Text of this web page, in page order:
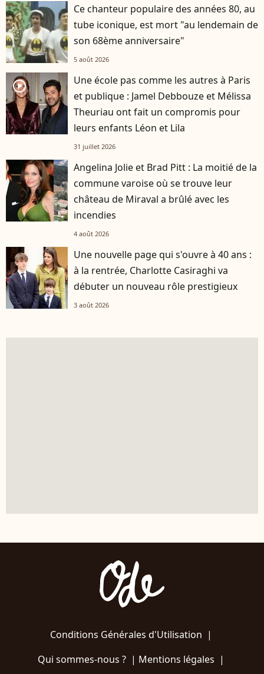
Ce chanteur populaire des années 80, au
tube iconique, est mort "au lendemain de
son 68ème anniversaire"
5 août 2026
player2
Une école pas comme les autres à Paris
et publique : Jamel Debbouze et Mélissa
Theuriau ont fait un compromis pour
leurs enfants Léon et Lila
31 juillet 2026
Angelina Jolie et Brad Pitt : La moitié de la
commune varoise où se trouve leur
château de Miraval a brûlé avec les
incendies
4 août 2026
Une nouvelle page qui s'ouvre à 40 ans :
à la rentrée, Charlotte Casiraghi va
débuter un nouveau rôle prestigieux
3 août 2026
Conditions Générales d'Utilisation |
Qui sommes-nous ?| Mentions légales |